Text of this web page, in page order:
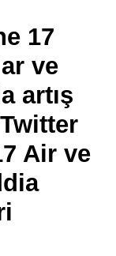
17
ve
artış
Air ve